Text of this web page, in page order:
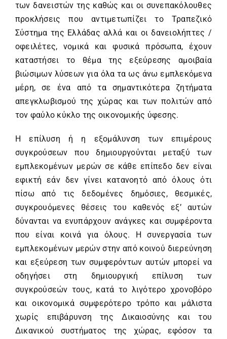
των δανειστών της καθώς και οι συνεπακόλουθες
προκλήσεις που αντιμετωπίζει το Τραπεζικό
Σύστημα της Ελλάδας αλλά και οι δανειολήπτες /
οφειλέτες, νομικά και φυσικά πρόσωπα, έχουν
καταστήσει το θέμα της εξεύρεσης αμοιβαία
βιώσιμων λύσεων για όλα τα ως άνω εμπλεκόμενα
μέρη, σε ένα από τα σημαντικότερα ζητήματα
απεγκλωβισμού της χώρας και των πολιτών από
τον φαύλο κύκλο της οικονομικής ύφεσης.
Η επίλυση ή η εξομάλυνση των επιμέρους
συγκρούσεων που δημιουργούνται μεταξύ των
εμπλεκομένων μερών σε κάθε επίπεδο δεν είναι
εφικτή εάν δεν γίνει κατανοητό από όλους ότι
πίσω από τις δεδομένες δημόσιες, θεσμικές,
συγκρουόμενες θέσεις του καθενός εξ’ αυτών
δύνανται να ενυπάρχουν ανάγκες και συμφέροντα
που είναι κοινά για όλους. H συνεργασία των
εμπλεκομένων μερών στην από κοινού διερεύνηση
και εξεύρεση των συμφερόντων αυτών μπορεί να
οδηγήσει στη δημιουργική επίλυση των
συγκρούσεών τους, κατά το λιγότερο χρονοβόρο
και οικονομικά συμφερότερο τρόπο και μάλιστα
χωρίς επιβάρυνση της Δικαιοσύνης και του
Δικανικού συστήματος της χώρας, εφόσον τα